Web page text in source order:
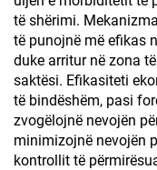
të shërimi.
të punojnë më efikas
duke arritur në zona
saktësi. Efikasiteti
të bindëshëm, pasi
zvogëlojnë nevojën
minimizojnë nevojën
kontrollit të